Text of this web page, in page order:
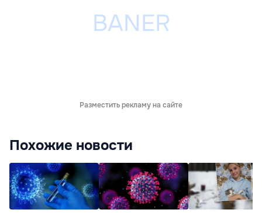
Разместить рекламу на сайте
Похожие новости